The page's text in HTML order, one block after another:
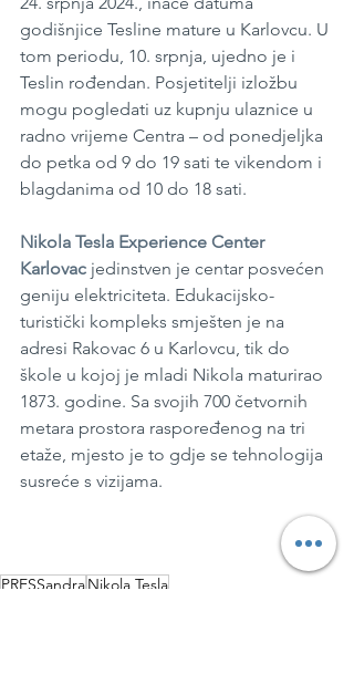
godišnjice Tesline mature u Karlovcu. U
tom periodu, 10. srpnja, ujedno je i
Teslin rođendan. Posjetitelji izložbu
mogu pogledati uz kupnju ulaznice u
radno vrijeme Centra – od ponedjeljka
do petka od 9 do 19 sati te vikendom i
blagdanima od 10 do 18 sati.
Nikola Tesla Experience Center
Karlovac jedinstven je centar posvećen
geniju elektriciteta. Edukacijsko-
turistički kompleks smješten je na
adresi Rakovac 6 u Karlovcu, tik do
škole u kojoj je mladi Nikola maturirao
1873. godine. Sa svojih 700 četvornih
metara prostora raspoređenog na tri
etaže, mjesto je to gdje se tehnologija
susreće s vizijama.
PRESSandraNikola Tesla